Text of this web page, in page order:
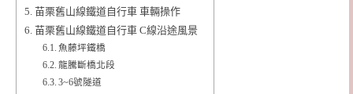
苗栗舊山線鐵道自行車 車輛操作
苗栗舊山線鐵道自行車 C線沿途風景
魚藤坪鐵橋
龍騰斷橋北段
3~6號隧道